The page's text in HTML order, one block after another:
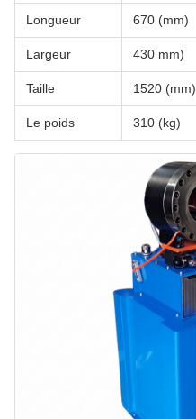
Longueur 670 (mm)
Largeur 430 mm)
Taille 1520 (mm)
Le poids 310 (kg)